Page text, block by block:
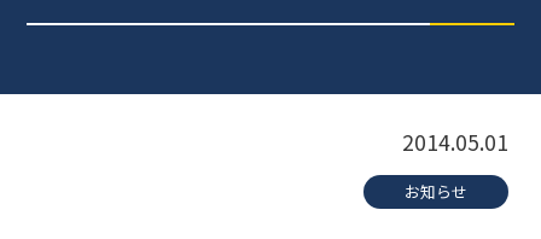
2014.05.01
お知らせ